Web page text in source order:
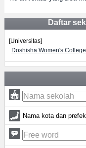
Daftar
[Universitas]
Doshisha Women's
Nama kota dan